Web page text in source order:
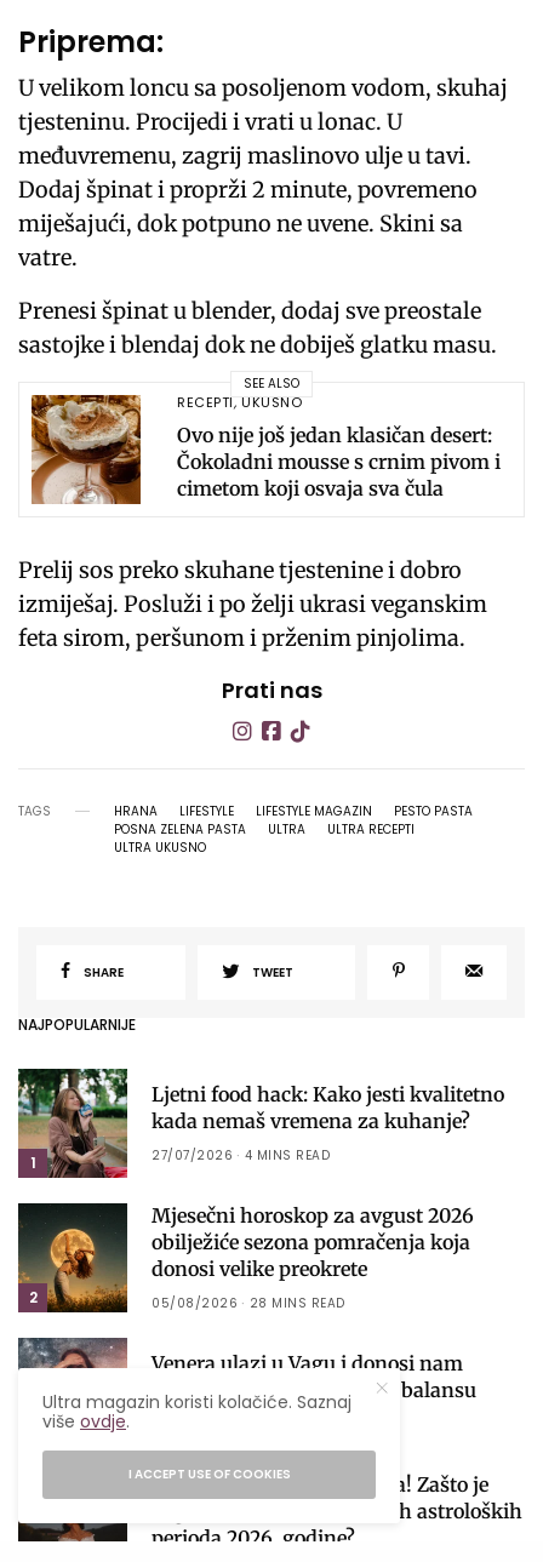
Priprema:
U velikom loncu sa posoljenom vodom, skuhaj
tjesteninu. Procijedi i vrati u lonac. U
međuvremenu, zagrij maslinovo ulje u tavi.
Dodaj špinat i proprži 2 minute, povremeno
miješajući, dok potpuno ne uvene. Skini sa
vatre.
Prenesi špinat u blender, dodaj sve preostale
sastojke i blendaj dok ne dobiješ glatku masu.
SEE ALSO
RECEPTI, UKUSNO
Ovo nije još jedan klasičan desert:
Čokoladni mousse s crnim pivom i
cimetom koji osvaja sva čula
Prelij sos preko skuhane tjestenine i dobro
izmiješaj. Posluži i po želji ukrasi veganskim
feta sirom, peršunom i prženim pinjolima.
Prati nas
TAGS HRANA LIFESTYLE LIFESTYLE MAGAZIN
PESTO PASTA
POSNA ZELENA PASTA
ULTRA
ULTRA RECEPTI
ULTRA UKUSNO
SHARE TWEET
NAJPOPULARNIJE
1
Ljetni food hack: Kako jesti kvalitetno
kada nemaš vremena za kuhanje?
27/07/2026 4 MINS READ
2
Mjesečni horoskop za avgust 2026
obilježiće sezona pomračenja koja
donosi velike preokrete
05/08/2026 28 MINS READ
Venera ulazi u Vagu i donosi nam
najfiniju lekciju o ljubavi i balansu
Počinje sezona pomračenja! Zašto je
avgust jedan od najvažnijih astroloških
perioda 2026. godine?
Ultra magazin koristi kolačiće. Saznaj
višeovdje.
I ACCEPT USE OF COOKIES